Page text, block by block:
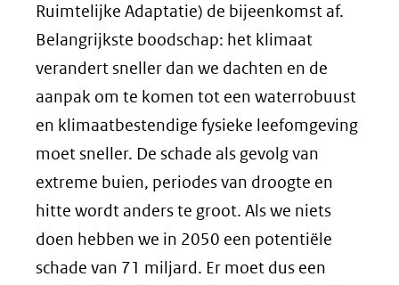
Ruimtelijke Adaptatie) de bijeenkomst af.
Belangrijkste boodschap: het klimaat
verandert sneller dan we dachten en de
aanpak om te komen tot een waterrobuust
en klimaatbestendige fysieke leefomgeving
moet sneller. De schade als gevolg van
extreme buien, periodes van droogte en
hitte wordt anders te groot. Als we niets
doen hebben we in 2050 een potentiële
schade van 71 miljard. Er moet dus een